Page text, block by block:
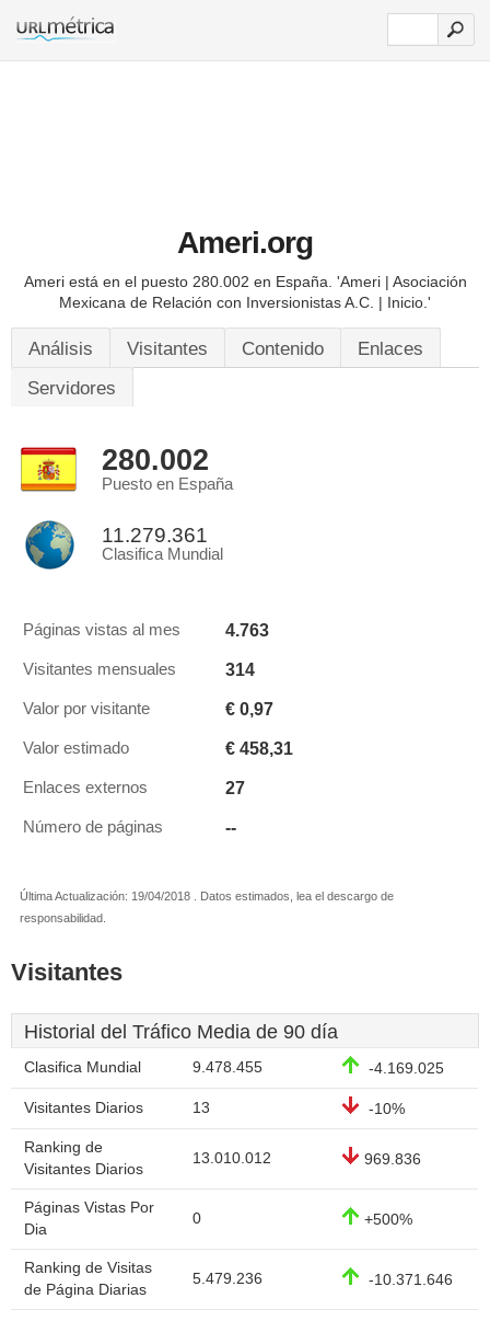
Ameri.org
Ameri está en el puesto 280.002 en España. 'Ameri | Asociación
Mexicana de Relación con Inversionistas A.C. | Inicio.'
Análisis Visitantes Contenido
Enlaces
Servidores
280.002
Puesto en España
11.279.361
Clasifica Mundial
Páginas vistas al mes 4.763
Visitantes mensuales 314
Valor por visitante € 0,97
Valor estimado € 458,31
Enlaces externos 27
Número de páginas --
Última Actualización: 19/04/2018 . Datos estimados, lea el descargo de
responsabilidad.
Visitantes
Historial del Tráfico Media de 90 día
Clasifica Mundial 9.478.455 -4.169.025
Visitantes Diarios 13 -10%
Ranking de
Visitantes Diarios
13.010.012 969.836
Páginas Vistas Por
Dia
0 +500%
Ranking de Visitas
de Página Diarias
5.479.236 -10.371.646